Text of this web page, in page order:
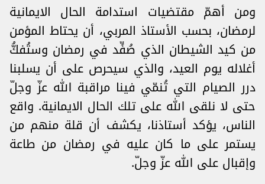
ومن أهمّ مقتضيات استدامة الحال الايمانية
لرمضان، بحسب الأستاذ المربي، أن يحتاط المؤمن
من كيد الشيطان الذي صُفِّد في رمضان وستُفكُّ
أغلاله يوم العيد، والذي سيحرص على أن يسلبنا
درر الصيام التي تُنمّي فينا مراقبة الله عزّ وجلّ
حتى لا نلقى الله على تلك الحال الايمانية. واقع
الناس، يؤكد أستاذنا، يكشف أن قلة منهم من
يستمر على ما كان عليه في رمضان من طاعة
وإقبال على الله عزّ وجلّ.